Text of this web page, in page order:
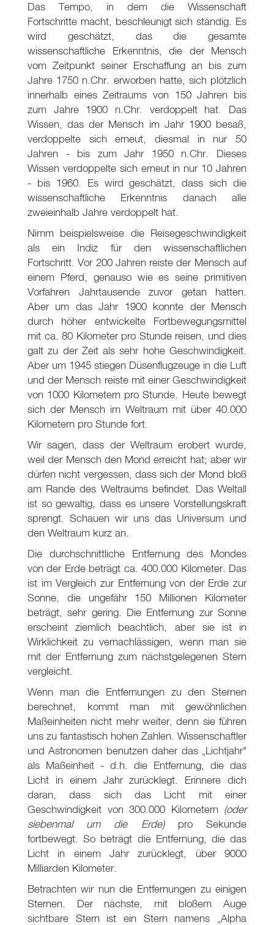
Das Tempo, in dem die Wissenschaft
Fortschritte macht, beschleunigt sich ständig. Es
wird geschätzt, das die gesamte
wissenschaftliche Erkenntnis, die der Mensch
vom Zeitpunkt seiner Erschaffung an bis zum
Jahre 1750 n.Chr. erworben hatte, sich plötzlich
innerhalb eines Zeitraums von 150 Jahren bis
zum Jahre 1900 n.Chr. verdoppelt hat. Das
Wissen, das der Mensch im Jahr 1900 besaß,
verdoppelte sich erneut, diesmal in nur 50
Jahren - bis zum Jahr 1950 n.Chr. Dieses
Wissen verdoppelte sich erneut in nur 10 Jahren
- bis 1960. Es wird geschätzt, dass sich die
wissenschaftliche Erkenntnis danach alle
zweieinhalb Jahre verdoppelt hat.
Nimm beispielsweise die Reisegeschwindigkeit
als ein Indiz für den wissenschaftlichen
Fortschritt. Vor 200 Jahren reiste der Mensch auf
einem Pferd, genauso wie es seine primitiven
Vorfahren Jahrtausende zuvor getan hatten.
Aber um das Jahr 1900 konnte der Mensch
durch höher entwickelte Fortbewegungsmittel
mit ca. 80 Kilometer pro Stunde reisen, und dies
galt zu der Zeit als sehr hohe Geschwindigkeit.
Aber um 1945 stiegen Düsenflugzeuge in die Luft
und der Mensch reiste mit einer Geschwindigkeit
von 1000 Kilometern pro Stunde. Heute bewegt
sich der Mensch im Weltraum mit über 40.000
Kilometern pro Stunde fort.
Wir sagen, dass der Weltraum erobert wurde,
weil der Mensch den Mond erreicht hat; aber wir
dürfen nicht vergessen, dass sich der Mond bloß
am Rande des Weltraums befindet. Das Weltall
ist so gewaltig, dass es unsere Vorstellungskraft
sprengt. Schauen wir uns das Universum und
den Weltraum kurz an.
Die durchschnittliche Entfernung des Mondes
von der Erde beträgt ca. 400.000 Kilometer. Das
ist im Vergleich zur Entfernung von der Erde zur
Sonne, die ungefähr 150 Millionen Kilometer
beträgt, sehr gering. Die Entfernung zur Sonne
erscheint ziemlich beachtlich, aber sie ist in
Wirklichkeit zu vernachlässigen, wenn man sie
mit der Entfernung zum nächstgelegenen Stern
vergleicht.
Wenn man die Entfernungen zu den Sternen
berechnet, kommt man mit gewöhnlichen
Maßeinheiten nicht mehr weiter, denn sie führen
uns zu fantastisch hohen Zahlen. Wissenschaftler
und Astronomen benutzen daher das „Lichtjahr"
als Maßeinheit - d.h. die Entfernung, die das
Licht in einem Jahr zurücklegt. Erinnere dich
daran, dass sich das Licht mit einer
Geschwindigkeit von 300.000 Kilometern (oder
siebenmal um die Erde)pro Sekunde
fortbewegt. So beträgt die Entfernung, die das
Licht in einem Jahr zurücklegt, über 9000
Milliarden Kilometer.
Betrachten wir nun die Entfernungen zu einigen
Sternen. Der nächste, mit bloßem Auge
sichtbare Stern ist ein Stern namens „Alpha